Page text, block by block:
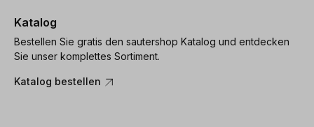
Katalog
Bestellen Sie gratis den sautershop Katalog und entdecken
Sie unser komplettes Sortiment.
Katalog bestellen